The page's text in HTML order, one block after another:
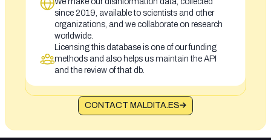
since 2019, available to scientists and other
organizations, and we collaborate on research
worldwide.
Licensing this database is one of our funding
methods and also helps us maintain the API
and the review of that db.
CONTACT MALDITA.ES